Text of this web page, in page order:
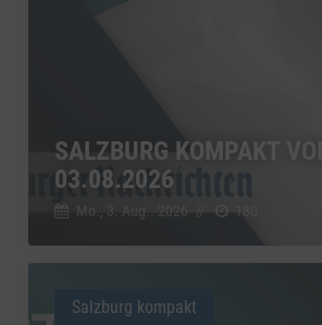
SALZBURG KOMPAKT VOM
03.08.2026
Mo., 3. Aug.. 2026 // 180
Salzburg kompakt